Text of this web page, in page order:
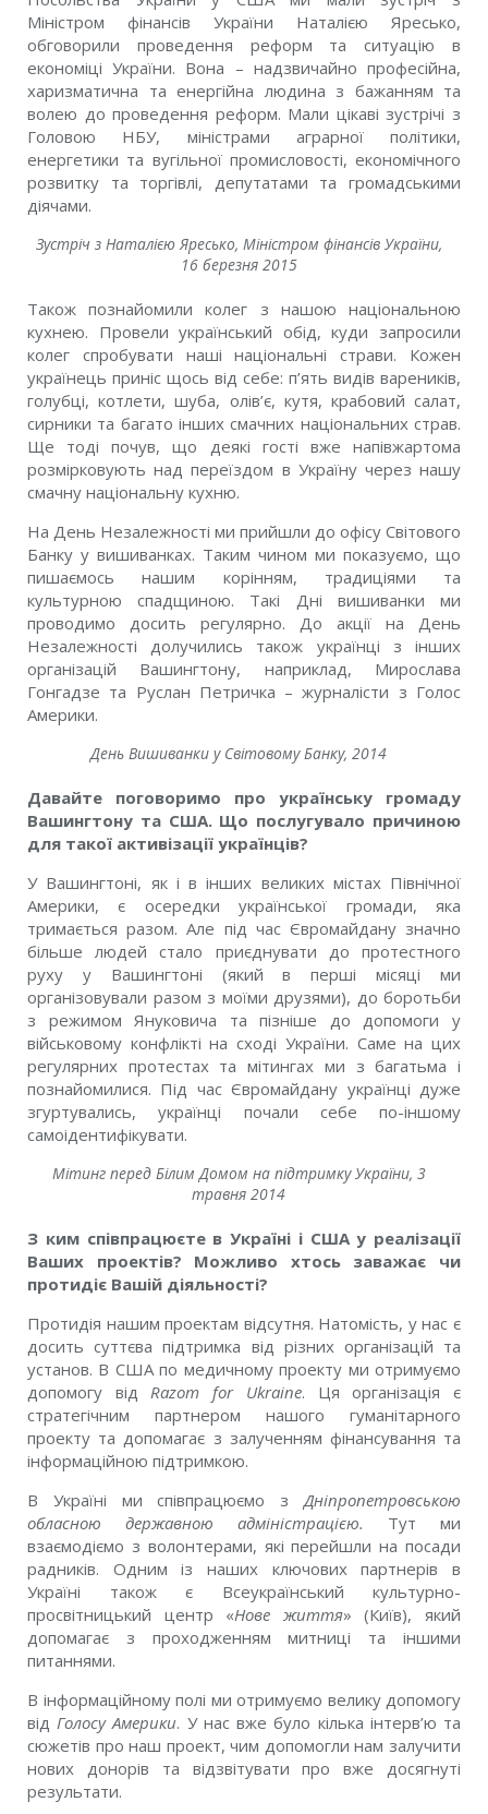
Міністром фінансів України Наталією Яресько,
обговорили проведення реформ та ситуацію в
економіці України. Вона – надзвичайно професійна,
харизматична та енергійна людина з бажанням та
волею до проведення реформ. Мали цікаві зустрічі з
Головою НБУ, міністрами аграрної політики,
енергетики та вугільної промисловості, економічного
розвитку та торгівлі, депутатами та громадськими
діячами.
Зустріч з Наталією Яресько, Міністром фінансів України,
16 березня 2015
Також познайомили колег з нашою національною
кухнею. Провели український обід, куди запросили
колег спробувати наші національні страви. Кожен
українець приніс щось від себе: п’ять видів вареників,
голубці, котлети, шуба, олів’є, кутя, крабовий салат,
сирники та багато інших смачних національних страв.
Ще тоді почув, що деякі гості вже напівжартома
розмірковують над переїздом в Україну через нашу
смачну національну кухню.
На День Незалежності ми прийшли до офісу Світового
Банку у вишиванках. Таким чином ми показуємо, що
пишаємось нашим корінням, традиціями та
культурною спадщиною. Такі Дні вишиванки ми
проводимо досить регулярно. До акції на День
Незалежності долучились також українці з інших
організацій Вашингтону, наприклад, Мирослава
Гонгадзе та Руслан Петричка – журналісти з Голос
Америки.
День Вишиванки у Світовому Банку, 2014
Давайте поговоримо про українську громаду
Вашингтону та США. Що послугувало причиною
для такої активізації українців?
У Вашингтоні, як і в інших великих містах Північної
Америки, є осередки української громади, яка
тримається разом. Але під час Євромайдану значно
більше людей стало приєднувати до протестного
руху у Вашингтоні (який в перші місяці ми
організовували разом з моїми друзями), до боротьби
з режимом Януковича та пізніше до допомоги у
військовому конфлікті на сході України. Саме на цих
регулярних протестах та мітингах ми з багатьма і
познайомилися. Під час Євромайдану українці дуже
згуртувались, українці почали себе по-іншому
самоідентифікувати.
Мітинг перед Білим Домом на підтримку України, 3
травня 2014
З ким співпрацюєте в Україні і США у реалізації
Ваших проектів? Можливо хтось заважає чи
протидіє Вашій діяльності?
Протидія нашим проектам відсутня. Натомість, у нас є
досить суттєва підтримка від різних організацій та
установ. В США по медичному проекту ми отримуємо
допомогу від Razom for Ukraine. Ця організація є
стратегічним партнером нашого гуманітарного
проекту та допомагає з залученням фінансування та
інформаційною підтримкою.
В Україні ми співпрацюємо з Дніпропетровською
обласною державною адміністрацією. Тут ми
взаємодіємо з волонтерами, які перейшли на посади
радників. Одним із наших ключових партнерів в
Україні також є Всеукраїнський культурно-
просвітницький центр «Нове життя» (Київ), який
допомагає з проходженням митниці та іншими
питаннями.
В інформаційному полі ми отримуємо велику допомогу
від Голосу Америки. У нас вже було кілька інтерв’ю та
сюжетів про наш проект, чим допомогли нам залучити
нових донорів та відзвітувати про вже досягнуті
результати.